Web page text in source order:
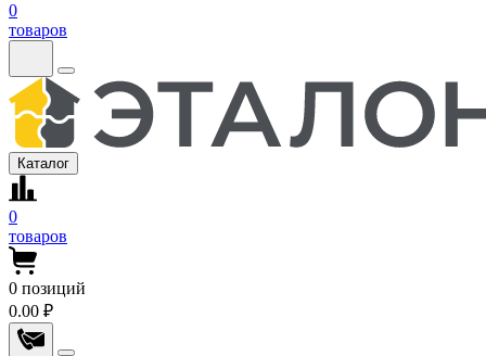
0
товаров
Каталог
0
товаров
0 позиций
0.00 ₽